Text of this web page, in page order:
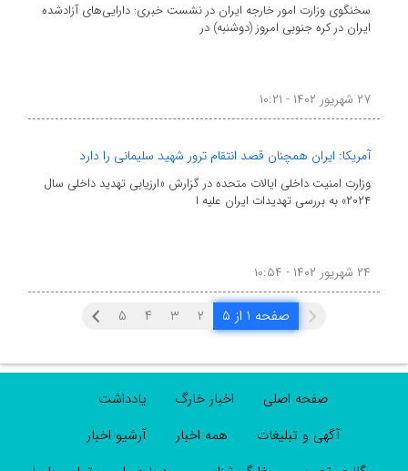
سخنگوی وزارت امور خارجه ایران در نشست خبری: دارایی‌های آزادشده
ایران در کره جنوبی امروز (دوشنبه) در
۲۷ شهریور ۱۴۰۲ - ۱۰:۲۱
آمریکا: ایران همچنان قصد انتقام ترور شهید سلیمانی را دارد
وزارت امنیت داخلی ایالات متحده در گزارش «ارزیابی تهدید داخلی سال
۲۰۲۴» به بررسی تهدیدات ایران علیه ا
۲۴ شهریور ۱۴۰۲ - ۱۰:۵۴
صفحه ۱ از ۵ ۲ ۳ ۴ ۵
صفحه اصلی اخبار خارگ
یادداشت
آگهی و تبلیغات
همه اخبار
آرشیو اخبار